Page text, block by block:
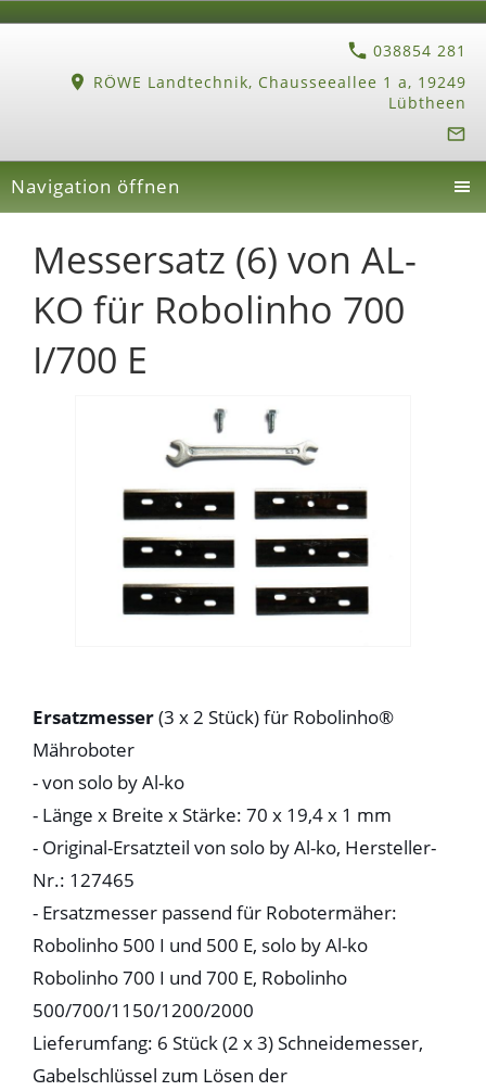
038854 281
RÖWE Landtechnik, Chausseeallee 1 a, 19249
Lübtheen
Navigation öffnen
Messersatz (6) von AL-
KO für Robolinho 700
I/700 E
Ersatzmesser(3 x 2 Stück) für Robolinho®
Mähroboter
-von solo by Al-ko
- Länge x Breite x Stärke: 70 x 19,4 x 1 mm
- Original-Ersatzteil von solo by Al-ko, Hersteller-
Nr.: 127465
- Ersatzmesser passend für Robotermäher:
Robolinho 500 I und 500 E, solo by Al-ko
Robolinho 700 I und 700 E, Robolinho
500/700/1150/1200/2000
Lieferumfang: 6 Stück (2 x 3) Schneidemesser,
Gabelschlüssel zum Lösen der